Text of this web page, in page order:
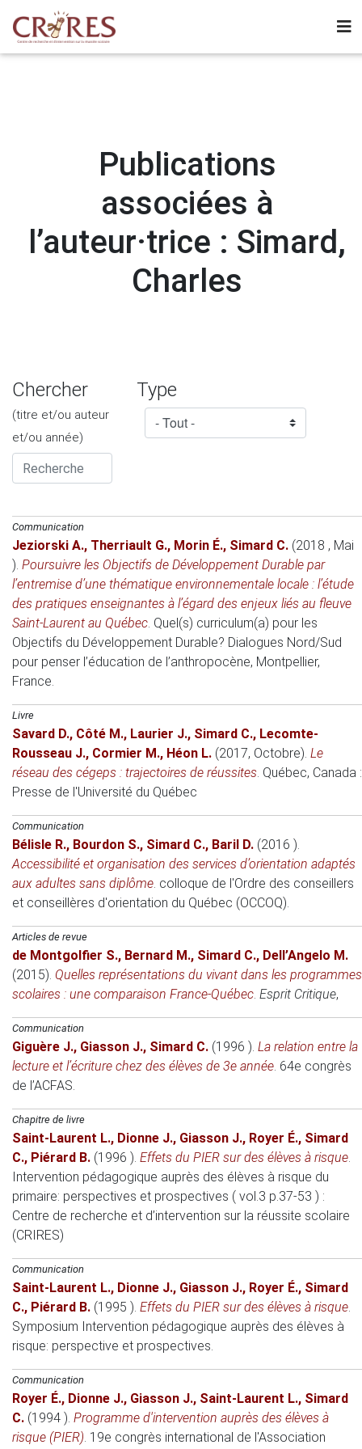
Publications
associées à
l’auteur·trice : Simard,
Charles
Chercher
(titre et/ou auteur
et/ou année)
Type
Communication
Jeziorski A., Therriault G., Morin É., Simard C. (2018 , Mai
). Poursuivre les Objectifs de Développement Durable par
l’entremise d’une thématique environnementale locale : l’étude
des pratiques enseignantes à l’égard des enjeux liés au fleuve
Saint-Laurent au Québec. Quel(s) curriculum(a) pour les
Objectifs du Développement Durable? Dialogues Nord/Sud
pour penser l’éducation de l’anthropocène, Montpellier,
France.
Livre
Savard D., Côté M., Laurier J., Simard C., Lecomte-
Rousseau J., Cormier M., Héon L. (2017, Octobre). Le
réseau des cégeps : trajectoires de réussites. Québec, Canada :
Presse de l'Université du Québec
Communication
Bélisle R., Bourdon S., Simard C., Baril D. (2016 ).
Accessibilité et organisation des services d’orientation adaptés
aux adultes sans diplôme. colloque de l'Ordre des conseillers
et conseillères d'orientation du Québec (OCCOQ).
Articles de revue
de Montgolfier S., Bernard M., Simard C., Dell’Angelo M.
(2015). Quelles représentations du vivant dans les programmes
scolaires : une comparaison France-Québec. Esprit Critique,
Communication
Giguère J., Giasson J., Simard C. (1996 ). La relation entre la
lecture et l’écriture chez des élèves de 3e année. 64e congrès
de l’ACFAS.
Chapitre de livre
Saint-Laurent L., Dionne J., Giasson J., Royer É., Simard
C., Piérard B. (1996 ). Effets du PIER sur des élèves à risque.
Intervention pédagogique auprès des élèves à risque du
primaire: perspectives et prospectives ( vol.3 p.37-53 ) :
Centre de recherche et d’intervention sur la réussite scolaire
(CRIRES)
Communication
Saint-Laurent L., Dionne J., Giasson J., Royer É., Simard
C., Piérard B. (1995 ). Effets du PIER sur des élèves à risque.
Symposium Intervention pédagogique auprès des élèves à
risque: perspective et prospectives.
Communication
Royer É., Dionne J., Giasson J., Saint-Laurent L., Simard
C. (1994 ). Programme d'intervention auprès des élèves à
risque (PIER). 19e congrès international de l'Association